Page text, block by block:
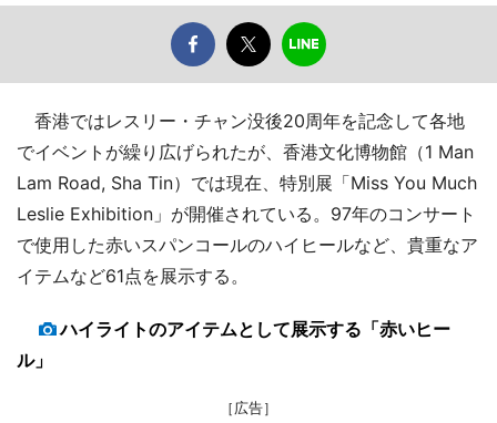
香港ではレスリー・チャン没後20周年を記念して各地
でイベントが繰り広げられたが、香港文化博物館（1 Man
Lam Road, Sha Tin）では現在、特別展「Miss You Much
Leslie Exhibition」が開催されている。97年のコンサート
で使用した赤いスパンコールのハイヒールなど、貴重なア
イテムなど61点を展示する。
ハイライトのアイテムとして展示する「赤いヒー
ル」
［広告］